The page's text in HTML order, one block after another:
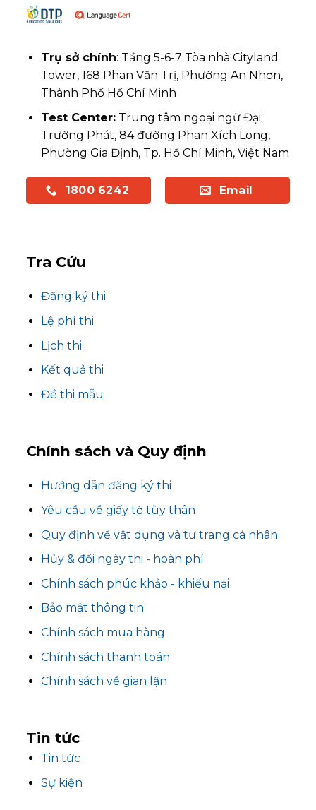
Trụ sở chính: Tầng 5-6-7 Tòa nhà Cityland
Tower, 168 Phan Văn Trị, Phường An Nhơn,
Thành Phố Hồ Chí Minh
Test Center: Trung tâm ngoại ngữ Đại
Trường Phát, 84 đường Phan Xích Long,
Phường Gia Định, Tp. Hồ Chí Minh, Việt Nam
1800 6242 Email
Tra Cứu
Đăng ký thi
Lệ phí thi
Lịch thi
Kết quả thi
Đề thi mẫu
Chính sách và Quy định
Hướng dẫn đăng ký thi
Yêu cầu về giấy tờ tùy thân
Quy định về vật dụng và tư trang cá nhân
Hủy & đổi ngày thi - hoàn phí
Chính sách phúc khảo - khiếu nại
Bảo mật thông tin
Chính sách mua hàng
Chính sách thanh toán
Chính sách về gian lận
Tin tức
Tin tức
Sự kiện